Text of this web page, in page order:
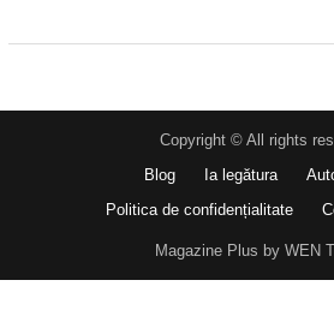
Copyright © All rights
Blog
Ia legătura
Politica de confidențialitate
Magazine Plus by WEN